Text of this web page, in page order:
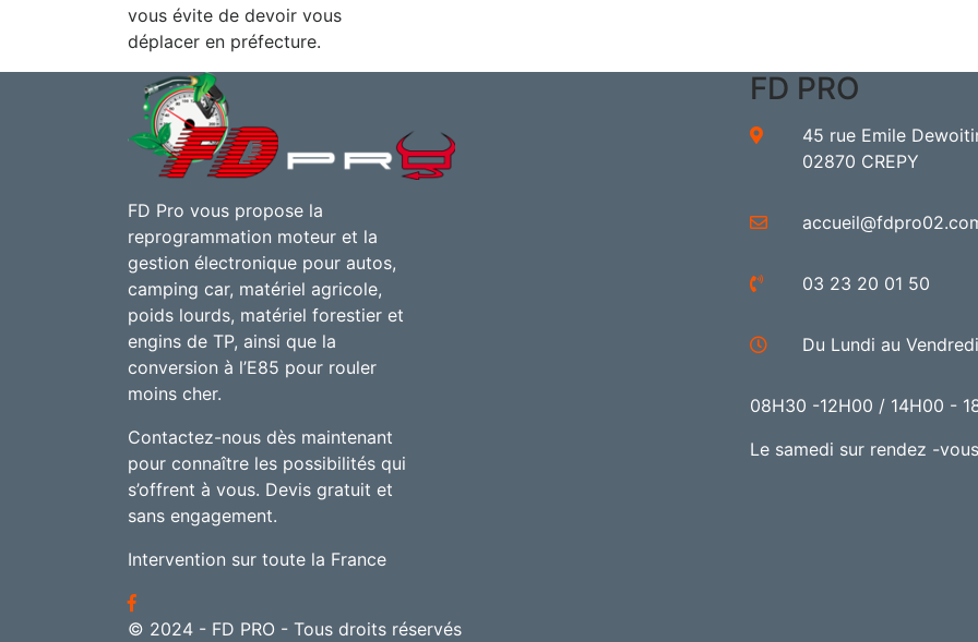
vous évite de devoir vous
déplacer en préfecture.
FD Pro vous propose la
reprogrammation moteur et la
gestion électronique pour autos,
camping car, matériel agricole,
poids lourds, matériel forestier et
engins de TP, ainsi que la
conversion à l’E85 pour rouler
moins cher.
Contactez-nous dès maintenant
pour connaître les possibilités qui
s’offrent à vous. Devis gratuit et
sans engagement.
Intervention sur toute la France
FD PRO
45 rue Emile
02870 CREPY
03 23 20 01 50
Du Lundi au Vendredi
08H30 -12H00 / 14H00 -
Le samedi sur rendez -vous
© 2024 - FD PRO - Tous droits réservés